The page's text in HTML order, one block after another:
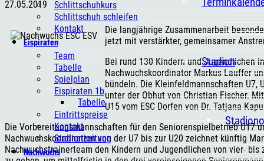
Stadion
Schlittschuhkurs
Schlittschuh schleifen
Kontakt
Eispiraten
Team
Tabelle
Spielplan
Eispiraten 1b
Tabelle
Eintrittspreise
Kontakt
Stadionzeitung
Nachwuchs
27.05.2019
Die langjährige Zusammenarbeit
jetzt mit verstärkter, gemeinsamer
Bei rund 130 Kindern und Jugendlichen
Nachwuchskoordinator Markus Lauffer
bündeln. Die Kleinfeldmannschaften U7,
unter der Obhut von Christian Fischer.
U15 vom ESC Dorfen von Dr. Tatjana
Die Vorbereitungsmannschaften für den Seniorenspielbetrieb U17
Nachwuchskoordination von der U7 bis zur U20 zeichnet künftig
Nachwuchstrainerteam den Kindern und Jugendlichen von vier-